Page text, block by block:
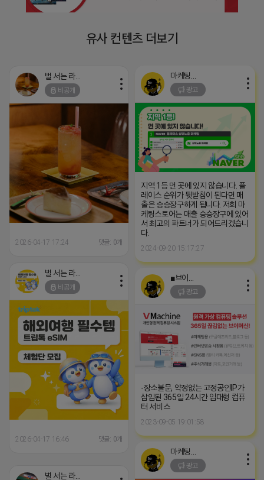
유사 컨텐츠 더보기
벌 서는 라이언
비공개
2026-04-17 17:24 댓글: 0개
광고
지역 1등 먼 곳에 있지 않습니다. 플
레이스 순위가 뒷받침이 된다면 매
출은 승승장구하게 됩니다. 저희 마
케팅스토어는 매출 승승장구에 있어
서 최고의 파트너가 되어드리겠습니
다.
2024-09-20 15:17:27
벌 서는 라이언
비공개
2026-04-17 16:46 댓글: 0개
광고
-장소불문, 약정없는 고정공인IP가
삽입된 365일 24시간 임대형 컴퓨
터 서비스
2023-09-05 19:01:58
광고
벌 서는 라이언